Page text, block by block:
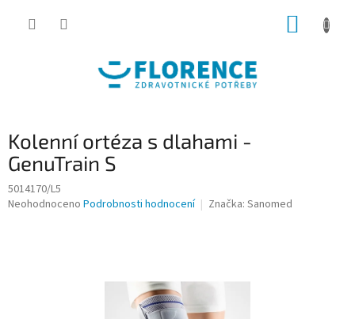
Kolenní ortéza s dlahami -
GenuTrain S
5014170/L5
Průměrné
Neohodnoceno Podrobnosti hodnocení Značka: Sanomed